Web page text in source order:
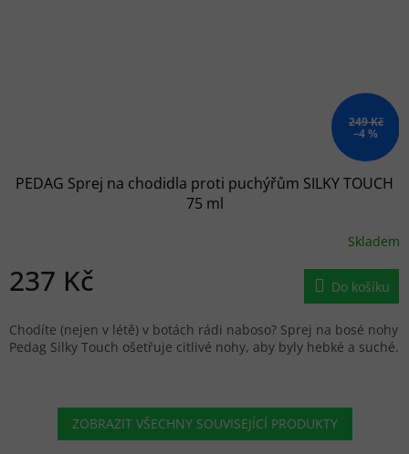
249 Kč
–4 %
PEDAG Sprej na chodidla proti puchýřům SILKY TOUCH
75 ml
Skladem
237 Kč Do košíku
Chodíte (nejen v létě) v botách rádi naboso? Sprej na bosé nohy
Pedag Silky Touch ošetřuje citlivé nohy, aby byly hebké a suché.
ZOBRAZIT VŠECHNY SOUVISEJÍCÍ PRODUKTY